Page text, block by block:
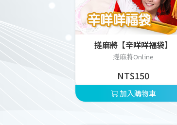
搓麻將【辛咩咩福袋】
搓麻將Online
NT$150
加入購物車